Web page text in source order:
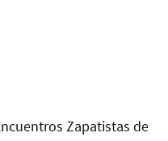
Zapatistas de